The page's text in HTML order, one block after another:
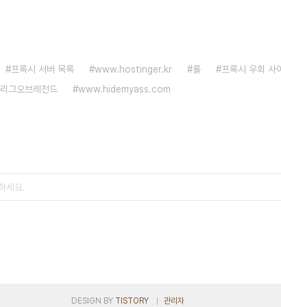
프록시 서버 목록 www.hostinger.kr 롤
프록시 우회 사
리그오브레전드 www.hidemyass.com
DESIGN BY TISTORY 관리자